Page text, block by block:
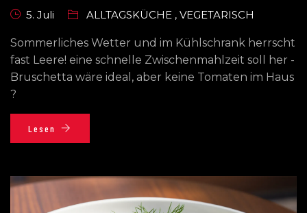
5. Juli ALLTAGSKÜCHE , VEGETARISCH
Sommerliches Wetter und im Kühlschrank herrscht
fast Leere! eine schnelle Zwischenmahlzeit soll her -
Bruschetta wäre ideal, aber keine Tomaten im Haus
?
Lesen